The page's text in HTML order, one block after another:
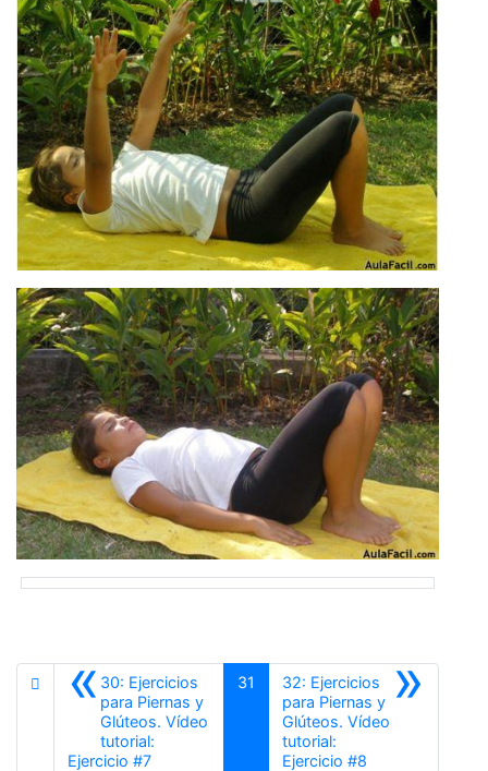
«30: Ejercicios
para Piernas y
Glúteos. Vídeo
tutorial:
Ejercicio #7Anterior
31 »
32: Ejercicios
para Piernas y
Glúteos. Vídeo
tutorial:
Ejercicio #8Siguiente